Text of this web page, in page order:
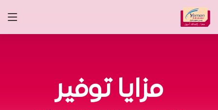
مزايا توفير